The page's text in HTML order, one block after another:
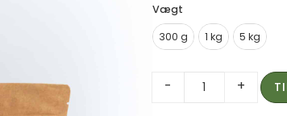
Vægt
300 g
1 kg 5 kg
- +